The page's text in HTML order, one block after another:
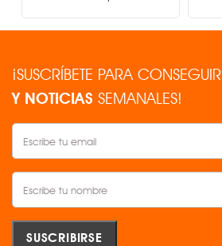
¡SUSCRÍBETE PARA CONSEGUIR
Y NOTICIAS SEMANALES!